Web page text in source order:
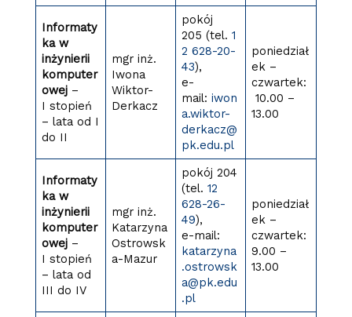
Informaty
ka w
inżynierii
komputer
owej –
I stopień
– lata od I
do II
mgr inż.
Iwona
Wiktor-
Derkacz
pokój
205 (tel.1
2 628-20-
43),
e-
mail:iwon
a.wiktor-
derkacz@
pk.edu.pl
poniedział
ek –
czwartek:
10.00 –
13.00
Informaty
ka w
inżynierii
komputer
owej –
I stopień
– lata od
III do IV
mgr inż.
Katarzyna
Ostrowsk
a-Mazur
pokój 204
(tel.12
628-26-
49),
e-mail:
katarzyna
.ostrowsk
a@pk.edu
.pl
poniedział
ek –
czwartek:
9.00 –
13.00